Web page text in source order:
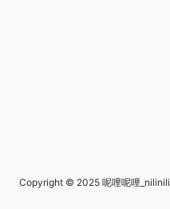
Copyright © 2025 呢哩呢哩_nilinili